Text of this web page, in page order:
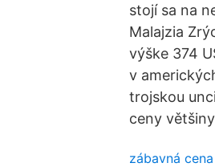
stojí sa na
Malajzia
výške 374
v
trojskou
ceny
zábavná